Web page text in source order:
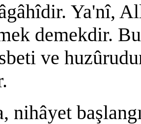
Ya'nî,
demekdir.
ve
nihâyet